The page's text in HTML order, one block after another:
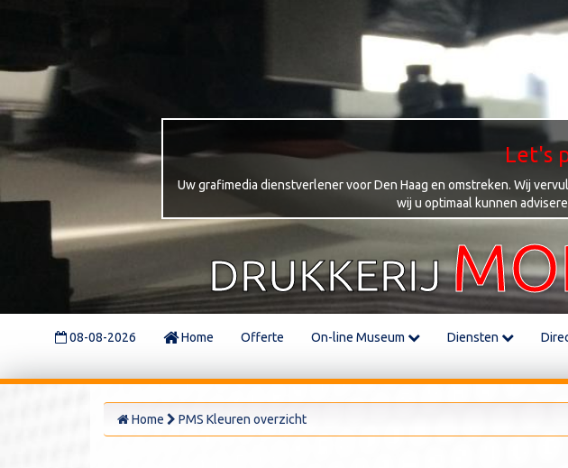
Let's
Uw grafimedia dienstverlener voor Den Haag en omstreken. Wij
wij u optimaal kunnen
DRUKKERIJ
08-08-2026 Home Offerte On-line Museum Diensten
Home PMS Kleuren overzicht